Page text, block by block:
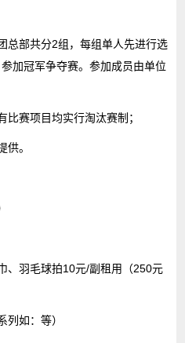
总部共分2组，每组单人先进行选
加冠军争夺赛。参加成员由单位
赛项目均实行淘汰赛制；
供。
、羽毛球拍10元/副租用（250元
列如：等）